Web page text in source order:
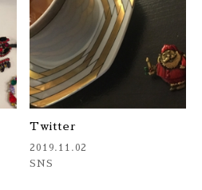
Twitter
2019.11.02
SNS